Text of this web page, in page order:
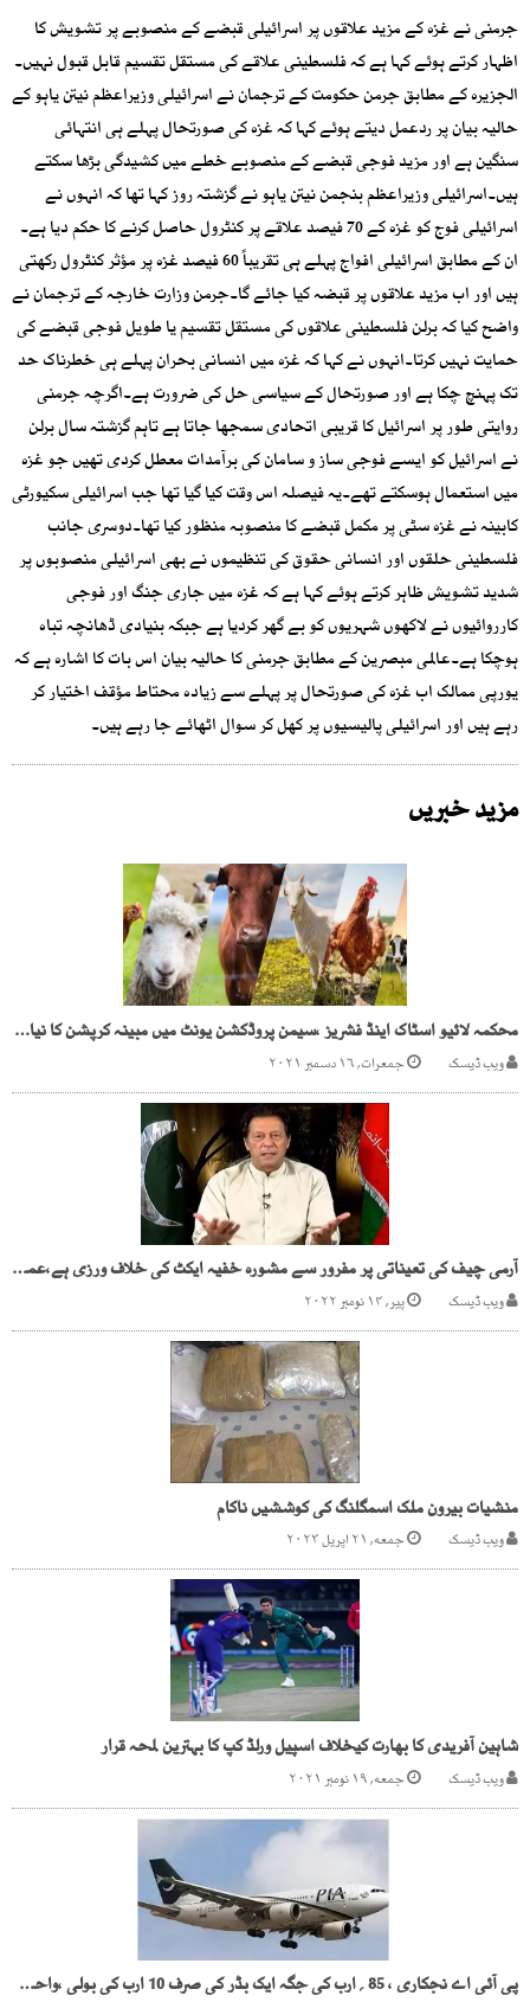
جرمنی نے غزہ کے مزید علاقوں پر اسرائیلی قبضے کے منصوبے پر تشویش کا
اظہار کرتے ہوئے کہا ہے کہ فلسطینی علاقے کی مستقل تقسیم قابل قبول نہیں۔
الجزیرہ کے مطابق جرمن حکومت کے ترجمان نے اسرائیلی وزیراعظم نیتن یاہو کے
حالیہ بیان پر ردعمل دیتے ہوئے کہا کہ غزہ کی صورتحال پہلے ہی انتہائی
سنگین ہے اور مزید فوجی قبضے کے منصوبے خطے میں کشیدگی بڑھا سکتے
ہیں۔اسرائیلی وزیراعظم بنجمن نیتن یاہو نے گزشتہ روز کہا تھا کہ انہوں نے
اسرائیلی فوج کو غزہ کے 70 فیصد علاقے پر کنٹرول حاصل کرنے کا حکم دیا ہے۔
ان کے مطابق اسرائیلی افواج پہلے ہی تقریباً 60 فیصد غزہ پر مؤثر کنٹرول رکھتی
ہیں اور اب مزید علاقوں پر قبضہ کیا جائے گا۔جرمن وزارت خارجہ کے ترجمان نے
واضح کیا کہ برلن فلسطینی علاقوں کی مستقل تقسیم یا طویل فوجی قبضے کی
حمایت نہیں کرتا۔انہوں نے کہا کہ غزہ میں انسانی بحران پہلے ہی خطرناک حد
تک پہنچ چکا ہے اور صورتحال کے سیاسی حل کی ضرورت ہے۔اگرچہ جرمنی
روایتی طور پر اسرائیل کا قریبی اتحادی سمجھا جاتا ہے تاہم گزشتہ سال برلن
نے اسرائیل کو ایسے فوجی ساز و سامان کی برآمدات معطل کردی تھیں جو غزہ
میں استعمال ہوسکتے تھے۔یہ فیصلہ اس وقت کیا گیا تھا جب اسرائیلی سکیورٹی
کابینہ نے غزہ سٹی پر مکمل قبضے کا منصوبہ منظور کیا تھا۔دوسری جانب
فلسطینی حلقوں اور انسانی حقوق کی تنظیموں نے بھی اسرائیلی منصوبوں پر
شدید تشویش ظاہر کرتے ہوئے کہا ہے کہ غزہ میں جاری جنگ اور فوجی
کارروائیوں نے لاکھوں شہریوں کو بے گھر کردیا ہے جبکہ بنیادی ڈھانچہ تباہ
ہوچکا ہے۔عالمی مبصرین کے مطابق جرمنی کا حالیہ بیان اس بات کا اشارہ ہے کہ
یورپی ممالک اب غزہ کی صورتحال پر پہلے سے زیادہ محتاط مؤقف اختیار کر
رہے ہیں اور اسرائیلی پالیسیوں پر کھل کر سوال اٹھائے جا رہے ہیں۔
مزید خبریں
محکمہ لائیو اسٹاک اینڈ فشریز ،سیمن پروڈکشن یونٹ میں مبینہ کرپشن کا نیا اسکینڈل سامنے آگیا
ویب ڈیسک جمعرات, ۱۶ دسمبر ۲۰۲۱
آرمی چیف کی تعیناتی پر مفرور سے مشورہ خفیہ ایکٹ کی خلاف ورزی ہے،عمران خان
ویب ڈیسک پیر, ۱۴ نومبر ۲۰۲۲
منشیات بیرون ملک اسمگلنگ کی کوششیں ناکام
ویب ڈیسک جمعه, ۲۱ اپریل ۲۰۲۳
شاہین آفریدی کا بھارت کیخلاف اسپیل ورلڈ کپ کا بہترین لمحہ قرار
ویب ڈیسک جمعه, ۱۹ نومبر ۲۰۲۱
پی آئی اے نجکاری ، 85؍ارب کی جگہ ایک بڈر کی صرف 10 ارب کی بولی ،واحد بڈر کی بولی پر قہقے